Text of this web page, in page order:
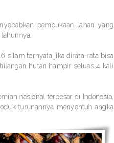
pembukaan lahan yang
silam ternyata jika dirata-rata bisa
hutan hampir seluas 4 kali
nasional terbesar di Indonesia,
turunannya menyentuh angka